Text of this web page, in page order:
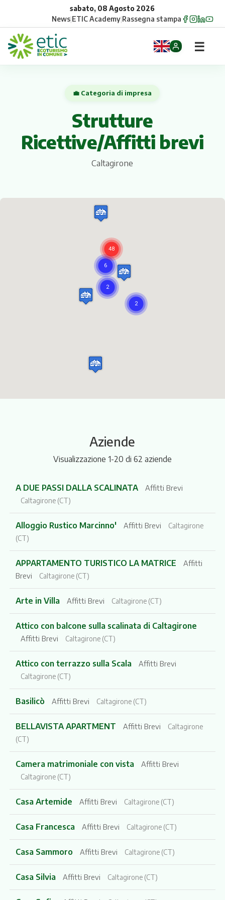
sabato, 08 Agosto 2026
News|ETIC Academy|Rassegna stampa
Aziende
☰
💼 Categoria di impresa
Strutture
Ricettive/Affitti brevi
Caltagirone
Aziende
Visualizzazione 1-20 di 62 aziende
A DUE PASSI DALLA SCALINATA Affitti Brevi
Caltagirone (CT)
Alloggio Rustico Marcinno' Affitti Brevi
Caltagirone
(CT)
APPARTAMENTO TURISTICO LA MATRICE
Affitti
Brevi
Caltagirone (CT)
Arte in Villa Affitti Brevi Caltagirone (CT)
Attico con balcone sulla scalinata di Caltagirone
Affitti Brevi Caltagirone (CT)
Attico con terrazzo sulla Scala Affitti Brevi
Caltagirone (CT)
Basilicò Affitti Brevi Caltagirone (CT)
BELLAVISTA APARTMENT Affitti Brevi
Caltagirone
(CT)
Camera matrimoniale con vista Affitti Brevi
Caltagirone (CT)
Casa Artemide Affitti Brevi Caltagirone (CT)
Casa Francesca Affitti Brevi Caltagirone (CT)
Casa Sammoro Affitti Brevi Caltagirone (CT)
Casa Silvia Affitti Brevi Caltagirone (CT)